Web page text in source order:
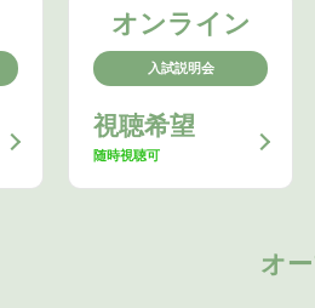
オンライン
入試説明会
視聴希望
随時視聴可
オ